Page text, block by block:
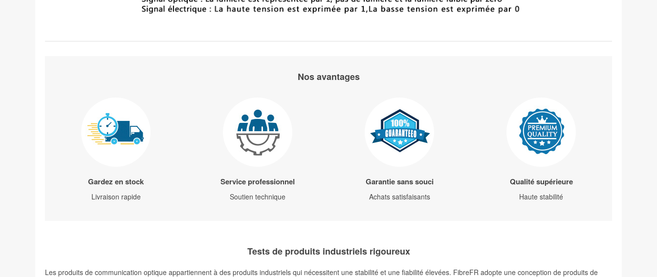
Nos avantages
Gardez en stock
Livraison rapide
Service professionnel
Soutien technique
Garantie sans souci
Achats satisfaisants
Qualité supérieure
Haute stabilité
Tests de produits industriels rigoureux
Les produits de communication optique appartiennent à des produits industriels qui nécessitent une stabilité et une fiabilité élevées. FibreFR adopte une conception de produits de